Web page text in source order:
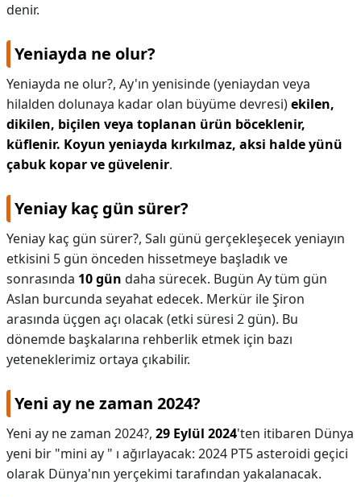
denir.
Yeniayda ne olur?
Yeniayda ne olur?, Ay'ın yenisinde (yeniaydan veya
hilalden dolunaya kadar olan büyüme devresi)ekilen,
dikilen, biçilen veya toplanan ürün böceklenir,
küflenir. Koyun yeniayda kırkılmaz, aksi halde yünü
çabuk kopar ve güvelenir.
Yeniay kaç gün sürer?
Yeniay kaç gün sürer?, Salı günü gerçekleşecek yeniayın
etkisini 5 gün önceden hissetmeye başladık ve
sonrasında 10 gün daha sürecek. Bugün Ay tüm gün
Aslan burcunda seyahat edecek. Merkür ile Şiron
arasında üçgen açı olacak (etki süresi 2 gün). Bu
dönemde başkalarına rehberlik etmek için bazı
yeteneklerimiz ortaya çıkabilir.
Yeni ay ne zaman 2024?
Yeni ay ne zaman 2024?, 29 Eylül 2024'ten itibaren Dünya
yeni bir "mini ay " ı ağırlayacak: 2024 PT5 asteroidi geçici
olarak Dünya'nın yerçekimi tarafından yakalanacak.